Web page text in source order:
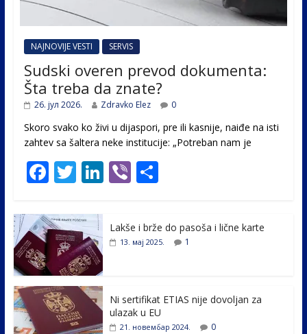
NAJNOVIJE VESTI SERVIS
Sudski overen prevod dokumenta:
Šta treba da znate?
26. јул 2026. Zdravko Elez 0
Skoro svako ko živi u dijaspori, pre ili kasnije, naiđe na isti
zahtev sa šaltera neke institucije: „Potreban nam je
F
e
b
o
o
k
T
itt
er
Li
e
Vi
er
S
ar
e
Lakše i brže do pasoša i lične karte
13. мај 2025. 1
Ni sertifikat ETIAS nije dovoljan za
ulazak u EU
21. новембар 2024. 0